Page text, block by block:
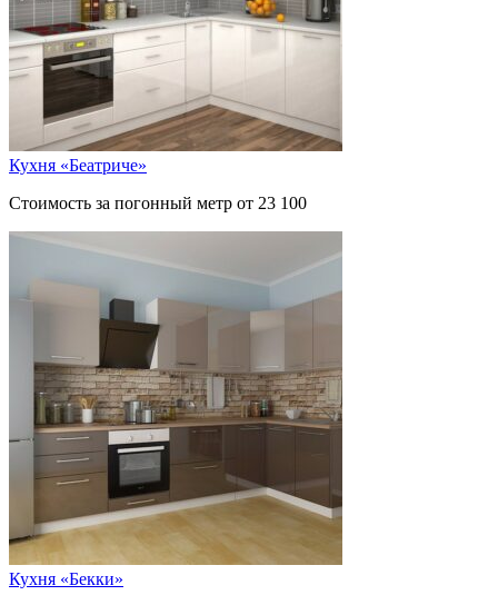
Кухня «Беатриче»
Стоимость за погонный метр от 23 100
Кухня «Бекки»